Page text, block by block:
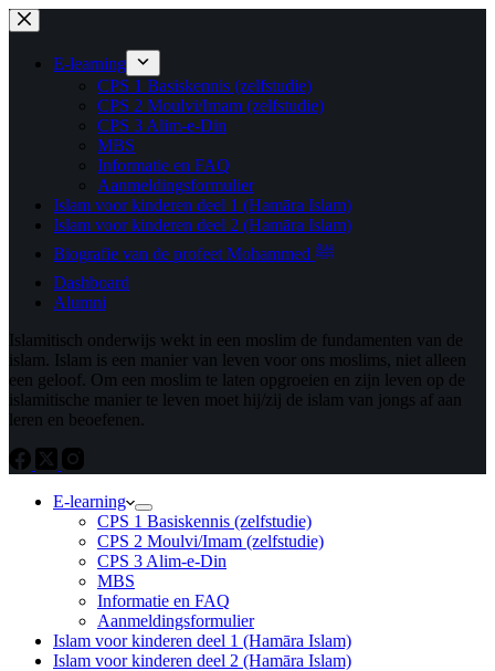
Ga
naar
inhoud
Ga
naar
inhoud
E-learning
CPS 1 Basiskennis (zelfstudie)
CPS 2 Moulvi/Imam (zelfstudie)
CPS 3 Alim-e-Din
MBS
Informatie en FAQ
Aanmeldingsformulier
Islam voor kinderen deel 1 (Hamāra Islam)
Islam voor kinderen deel 2 (Hamāra Islam)
Biografie van de profeet Mohammed ﷺ
Dashboard
Alumni
Islamitisch onderwijs wekt in een moslim de fundamenten van de
islam. Islam is een manier van leven voor ons moslims, niet alleen
een geloof. Om een ​​moslim te laten opgroeien en zijn leven op de
islamitische manier te leven moet hij/zij de islam van jongs af aan
leren en beoefenen.
E-learning
CPS 1 Basiskennis (zelfstudie)
CPS 2 Moulvi/Imam (zelfstudie)
CPS 3 Alim-e-Din
MBS
Informatie en FAQ
Aanmeldingsformulier
Islam voor kinderen deel 1 (Hamāra Islam)
Islam voor kinderen deel 2 (Hamāra Islam)